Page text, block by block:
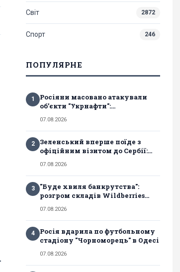
Світ 2872
Спорт 246
ПОПУЛЯРНЕ
1
Росіяни масовано атакували
обʼєкти "Укрнафти":...
07.08.2026
2
Зеленський вперше поїде з
офіційним візитом до Сербії:...
07.08.2026
3
"Буде хвиля банкрутства":
розгром складів Wildberries...
07.08.2026
4
Росія вдарила по футбольному
стадіону "Чорноморець" в Одесі
07.08.2026